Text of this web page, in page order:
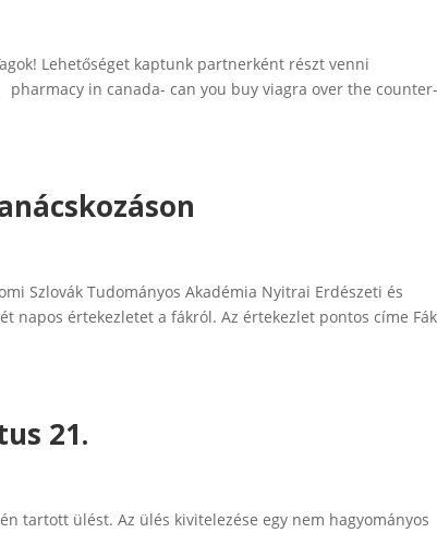
Lehetőséget kaptunk partnerként részt venni
in canada- can you buy viagra over the counter-
Szlovák Tudományos Akadémia Nyitrai Erdészeti és
napos értekezletet a fákról. Az értekezlet pontos címe
21.
tartott ülést. Az ülés kivitelezése egy nem hagyományos